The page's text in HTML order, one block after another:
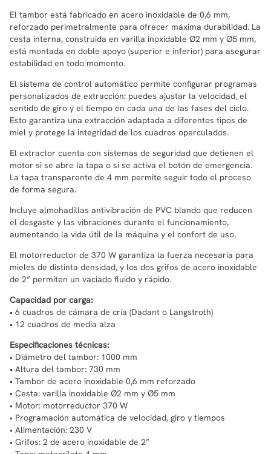
El tambor está fabricado en acero inoxidable de 0,6 mm,
reforzado perimetralmente para ofrecer máxima durabilidad. La
cesta interna, construida en varilla inoxidable Ø2 mm y Ø5 mm,
está montada en doble apoyo (superior e inferior) para asegurar
estabilidad en todo momento.
El sistema de control automático permite configurar programas
personalizados de extracción: puedes ajustar la velocidad, el
sentido de giro y el tiempo en cada una de las fases del ciclo.
Esto garantiza una extracción adaptada a diferentes tipos de
miel y protege la integridad de los cuadros operculados.
El extractor cuenta con sistemas de seguridad que detienen el
motor si se abre la tapa o si se activa el botón de emergencia.
La tapa transparente de 4 mm permite seguir todo el proceso
de forma segura.
Incluye almohadillas antivibración de PVC blando que reducen
el desgaste y las vibraciones durante el funcionamiento,
aumentando la vida útil de la máquina y el confort de uso.
El motorreductor de 370 W garantiza la fuerza necesaria para
mieles de distinta densidad, y los dos grifos de acero inoxidable
de 2” permiten un vaciado fluido y rápido.
Capacidad por carga:
• 6 cuadros de cámara de cría (Dadant o Langstroth)
• 12 cuadros de media alza
Especificaciones técnicas:
• Diámetro del tambor: 1000 mm
• Altura del tambor: 730 mm
• Tambor de acero inoxidable 0,6 mm reforzado
• Cesta: varilla inoxidable Ø2 mm y Ø5 mm
• Motor: motorreductor 370 W
• Programación automática de velocidad, giro y tiempos
• Alimentación: 230 V
• Grifos: 2 de acero inoxidable de 2”